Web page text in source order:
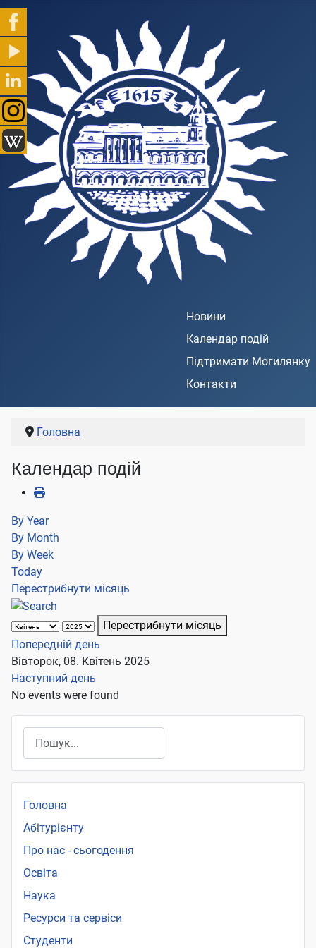
Новини
Календар подій
Підтримати Могилянку
Контакти
Головна
Календар подій
By Year
By Month
By Week
Today
Перестрибнути місяць
Перестрибнути місяць
Попередній день
Вівторок, 08. Квітень 2025
Наступний день
No events were found
Головна
Абітурієнту
Про нас - сьогодення
Освіта
Наука
Ресурси та сервіси
Студенти